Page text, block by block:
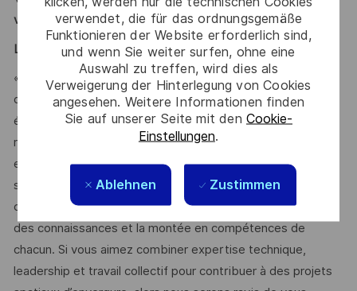
verwendet, die für das ordnungsgemäße
Funktionieren der Website erforderlich sind,
und wenn Sie weiter surfen, ohne eine
Auswahl zu treffen, wird dies als
Verweigerung der Hinterlegung von Cookies
angesehen. Weitere Informationen finden
Sie auf unserer Seite mit den Cookie-
Einstellungen.
Ablehnen Zustimmen
vous !
LE MOT DE L'EQUIPE
« Rejoindre notre équipe, c’est participer au
développement des technologies électroniques qui
équiperont les satellites de demain. Chaque jour, nous
relevons des défis techniques exigeants dans un
environnement où l’innovation, l’excellence et la fiabilité ne
sont pas de simples ambitions, mais des nécessités. Nous
cultivons un esprit d’équipe fondé sur l’entraide, le partage
des connaissances et la montée en compétences de
chacun. Si vous aimez combiner expertise technique,
leadership et travail collectif pour contribuer à des projets